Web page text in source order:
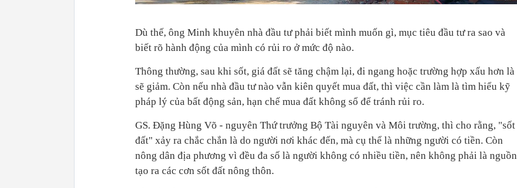
Dù thế, ông Minh khuyên nhà đầu tư phải biết mình muốn gì, mục tiêu đầu tư ra sao và
biết rõ hành động của mình có rủi ro ở mức độ nào.
Thông thường, sau khi sốt, giá đất sẽ tăng chậm lại, đi ngang hoặc trường hợp xấu hơn là
sẽ giảm. Còn nếu nhà đầu tư nào vẫn kiên quyết mua đất, thì việc cần làm là tìm hiểu kỹ
pháp lý của bất động sản, hạn chế mua đất không sổ để tránh rủi ro.
GS. Đặng Hùng Võ - nguyên Thứ trưởng Bộ Tài nguyên và Môi trường, thì cho rằng, "sốt
đất" xảy ra chắc chắn là do người nơi khác đến, mà cụ thể là những người có tiền. Còn
nông dân địa phương vì đều đa số là người không có nhiều tiền, nên không phải là nguồn
tạo ra các cơn sốt đất nông thôn.